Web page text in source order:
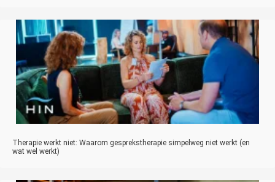
Therapie werkt niet: Waarom gesprekstherapie simpelweg niet werkt (en
wat wel werkt)